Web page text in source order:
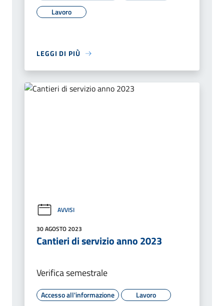
Lavoro
LEGGI DI PIÙ
AVVISI
30 AGOSTO 2023
Cantieri di servizio anno 2023
Verifica semestrale
Accesso all'informazione Lavoro